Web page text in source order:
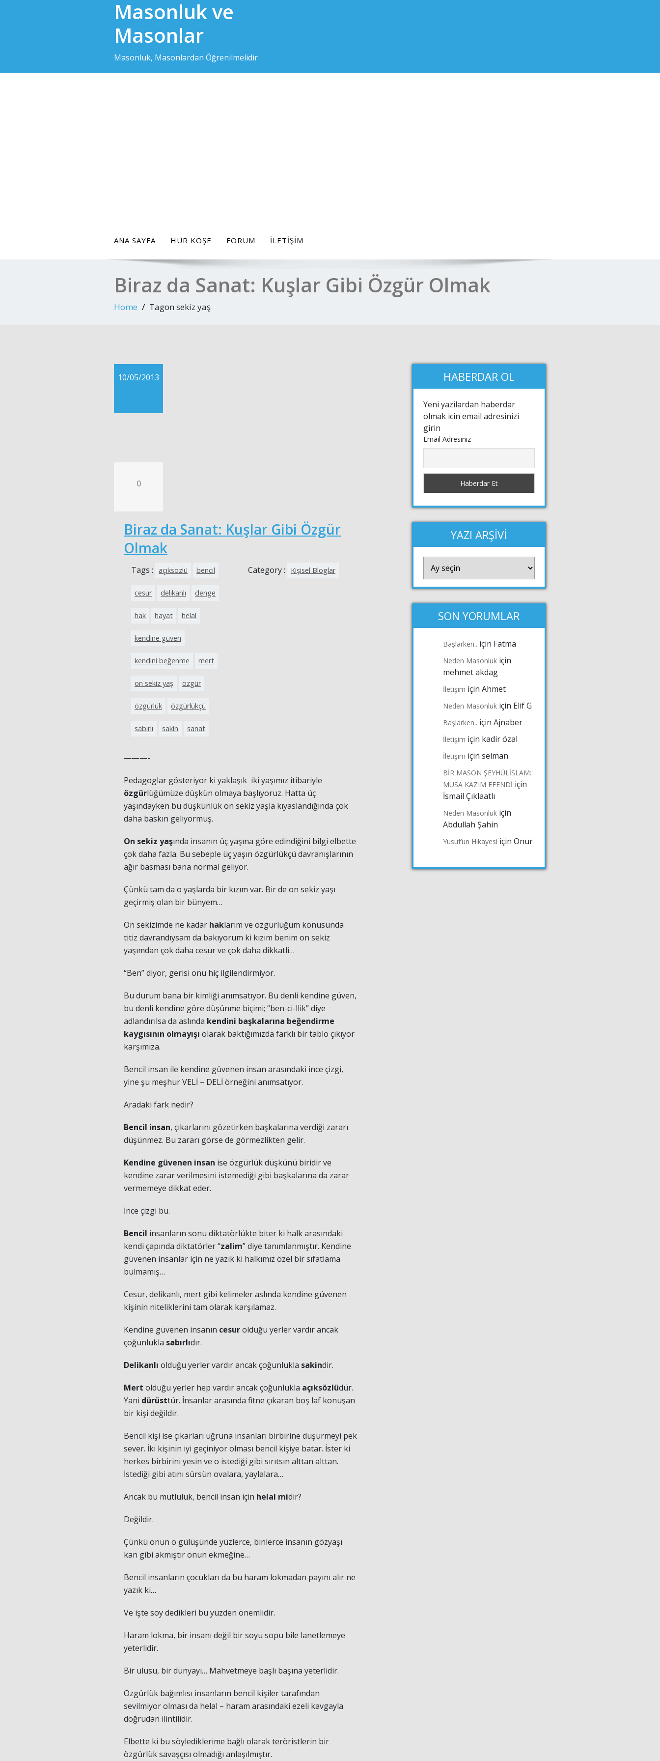
Masonluk ve
Masonlar
Masonluk, Masonlardan Öğrenilmelidir
ANA SAYFA HÜR KÖŞE FORUM İLETIŞIM
Biraz da Sanat: Kuşlar Gibi Özgür Olmak
Home Tagon sekiz yaş
10/05/2013
0
Biraz da Sanat: Kuşlar Gibi Özgür
Olmak
Tags : açıksözlü bencil
cesur delikanlı denge
hak hayat helal
kendine güven
kendini beğenme mert
on sekiz yaş özgür
özgürlük özgürlükçü
sabırlı sakin sanat
Category : Kişisel Bloglar
———-
Pedagoglar gösteriyor ki yaklaşık iki yaşımız itibariyle
özgürlüğümüze düşkün olmaya başlıyoruz. Hatta üç
yaşındayken bu düşkünlük on sekiz yaşla kıyaslandığında çok
daha baskın geliyormuş.
On sekiz yaşında insanın üç yaşına göre edindiğini bilgi elbette
çok daha fazla. Bu sebeple üç yaşın özgürlükçü davranışlarının
ağır basması bana normal geliyor.
Çünkü tam da o yaşlarda bir kızım var. Bir de on sekiz yaşı
geçirmiş olan bir bünyem…
On sekizimde ne kadar haklarım ve özgürlüğüm konusunda
titiz davrandıysam da bakıyorum ki kızım benim on sekiz
yaşımdan çok daha cesur ve çok daha dikkatli…
“Ben” diyor, gerisi onu hiç ilgilendirmiyor.
Bu durum bana bir kimliği anımsatıyor. Bu denli kendine güven,
bu denli kendine göre düşünme biçimi; “ben-ci-llik” diye
adlandırılsa da aslında kendini başkalarına beğendirme
kaygısının olmayışı olarak baktığımızda farklı bir tablo çıkıyor
karşımıza.
Bencil insan ile kendine güvenen insan arasındaki ince çizgi,
yine şu meşhur VELİ – DELİ örneğini anımsatıyor.
Aradaki fark nedir?
Bencil insan, çıkarlarını gözetirken başkalarına verdiği zararı
düşünmez. Bu zararı görse de görmezlikten gelir.
Kendine güvenen insan ise özgürlük düşkünü biridir ve
kendine zarar verilmesini istemediği gibi başkalarına da zarar
vermemeye dikkat eder.
İnce çizgi bu.
Bencil insanların sonu diktatörlükte biter ki halk arasındaki
kendi çapında diktatörler “zalim” diye tanımlanmıştır. Kendine
güvenen insanlar için ne yazık ki halkımız özel bir sıfatlama
bulmamış…
Cesur, delikanlı, mert gibi kelimeler aslında kendine güvenen
kişinin niteliklerini tam olarak karşılamaz.
Kendine güvenen insanın cesurolduğu yerler vardır ancak
çoğunlukla sabırlıdır.
Delikanlı olduğu yerler vardır ancak çoğunlukla sakindir.
Mert olduğu yerler hep vardır ancak çoğunlukla açıksözlüdür.
Yani dürüsttür. İnsanlar arasında fitne çıkaran boş laf konuşan
bir kişi değildir.
Bencil kişi ise çıkarları uğruna insanları birbirine düşürmeyi pek
sever. İki kişinin iyi geçiniyor olması bencil kişiye batar. İster ki
herkes birbirini yesin ve o istediği gibi sırıtsın alttan alttan.
İstediği gibi atını sürsün ovalara, yaylalara…
Ancak bu mutluluk, bencil insan için helal midir?
Değildir.
Çünkü onun o gülüşünde yüzlerce, binlerce insanın gözyaşı
kan gibi akmıştır onun ekmeğine…
Bencil insanların çocukları da bu haram lokmadan payını alır ne
yazık ki…
Ve işte soy dedikleri bu yüzden önemlidir.
Haram lokma, bir insanı değil bir soyu sopu bile lanetlemeye
yeterlidir.
Bir ulusu, bir dünyayı… Mahvetmeye başlı başına yeterlidir.
Özgürlük bağımlısı insanların bencil kişiler tarafından
sevilmiyor olması da helal – haram arasındaki ezeli kavgayla
doğrudan ilintilidir.
Elbette ki bu söylediklerime bağlı olarak teröristlerin bir
özgürlük savaşçısı olmadığı anlaşılmıştır.
HABERDAR OL
Yeni yazilardan haberdar
olmak icin email adresinizi
girin
Email Adresiniz
YAZI ARŞİVİ
ARŞİVİ
SON YORUMLAR
Başlarken.. için Fatma
Neden Masonlukiçin
mehmet akdag
İletişim için Ahmet
Neden Masonlukiçin Elif G
Başlarken.. için Ajnaber
İletişim için kadir özal
İletişim için selman
BİR MASON ŞEYHÜLİSLAM:
MUSA KAZIM EFENDİ için
İsmail Çıklaatlı
Neden Masonlukiçin
Abdullah Şahin
Yusuf’un Hikayesi için Onur